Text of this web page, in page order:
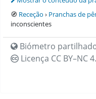
🧭 Receção › Pranchas de
inconscientes
Biómetro
Licença CC BY–NC